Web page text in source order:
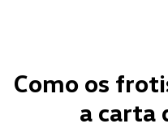
Como os
a carta